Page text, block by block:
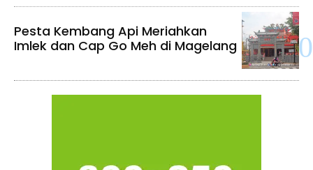
Pesta Kembang Api Meriahkan
Imlek dan Cap Go Meh di Magelang